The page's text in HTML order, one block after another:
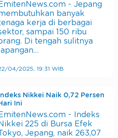
EmitenNews.com - Jepang
banyak
kerja di berbagai
sampai 150 ribu
Di tengah sulitnya
lapangan…
04/2025, 19:31 WIB
Nikkei Naik 0,72 Persen
Ini
EmitenNews.com - Indeks
Nikkei 225 di Bursa Efek
Jepang, naik 263,07